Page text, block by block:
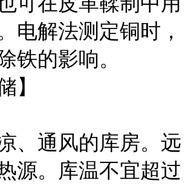
电解法测定铜时，
铁的影响。
】
、通风的库房。远
源。库温不宜超过